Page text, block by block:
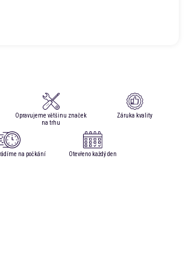
Opravujeme většinu značek
na trhu
Záruka kvality
na počkání Otevřeno každý den